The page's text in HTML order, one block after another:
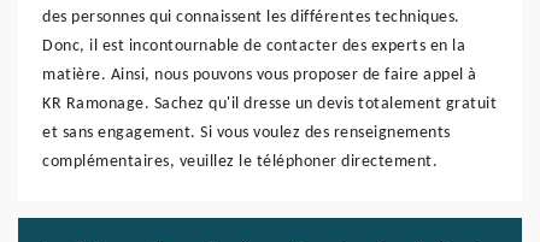
des personnes qui connaissent les différentes techniques.
Donc, il est incontournable de contacter des experts en la
matière. Ainsi, nous pouvons vous proposer de faire appel à
KR Ramonage. Sachez qu'il dresse un devis totalement gratuit
et sans engagement. Si vous voulez des renseignements
complémentaires, veuillez le téléphoner directement.